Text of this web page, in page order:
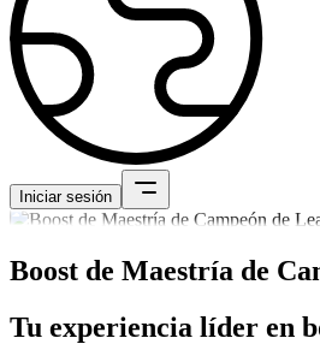
Iniciar sesión
Boost de Maestría de
Tu experiencia líder en